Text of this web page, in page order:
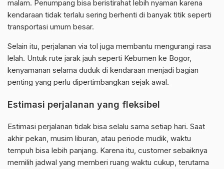
malam. Penumpang bisa beristirahat lebih nyaman karena
kendaraan tidak terlalu sering berhenti di banyak titik seperti
transportasi umum besar.
Selain itu, perjalanan via tol juga membantu mengurangi rasa
lelah. Untuk rute jarak jauh seperti Kebumen ke Bogor,
kenyamanan selama duduk di kendaraan menjadi bagian
penting yang perlu dipertimbangkan sejak awal.
Estimasi perjalanan yang fleksibel
Estimasi perjalanan tidak bisa selalu sama setiap hari. Saat
akhir pekan, musim liburan, atau periode mudik, waktu
tempuh bisa lebih panjang. Karena itu, customer sebaiknya
memilih jadwal yang memberi ruang waktu cukup, terutama